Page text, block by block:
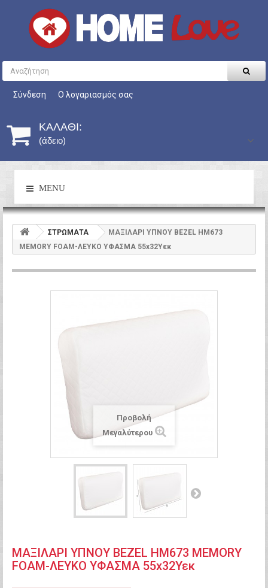
Σύνδεση Ο λογαριασμός σας
ΚΑΛΆΘΙ:
(άδειο)
MENU
ΣΤΡΩΜΑΤΑ
ΜΑΞΙΛΑΡΙ ΥΠΝΟΥ BEZEL HM673
MEMORY FOAM-ΛΕΥΚΟ ΥΦΑΣΜΑ 55x32Υεκ
Προβολή
Μεγαλύτερου
ΜΑΞΙΛΑΡΙ ΥΠΝΟΥ BEZEL HM673 MEMORY
FOAM-ΛΕΥΚΟ ΥΦΑΣΜΑ 55x32Υεκ